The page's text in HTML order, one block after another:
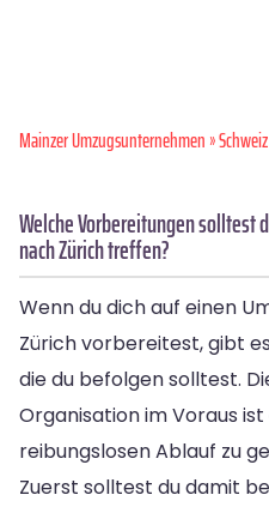
Mainzer Umzugsunternehmen»Schweiz
Welche Vorbereitungen solltest
nach Zürich treffen?
Wenn du dich auf einen
Zürich vorbereitest, gibt
die du befolgen solltest.
Organisation im Voraus
reibungslosen Ablauf zu
Zuerst solltest du damit